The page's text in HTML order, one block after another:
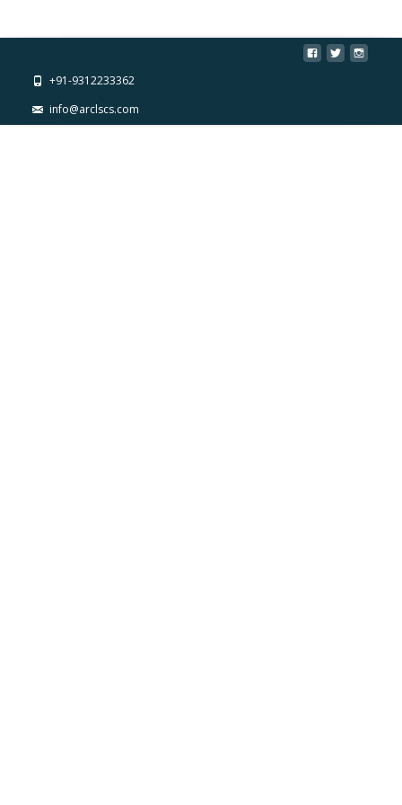
+91-9312233362
info@arclscs.com